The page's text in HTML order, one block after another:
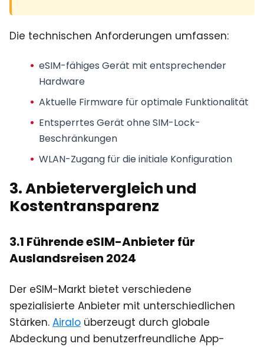
Die technischen Anforderungen umfassen:
eSIM-fähiges Gerät mit entsprechender
Hardware
Aktuelle Firmware für optimale Funktionalität
Entsperrtes Gerät ohne SIM-Lock-
Beschränkungen
WLAN-Zugang für die initiale Konfiguration
3. Anbietervergleich und
Kostentransparenz
3.1 Führende eSIM-Anbieter für
Auslandsreisen 2024
Der eSIM-Markt bietet verschiedene
spezialisierte Anbieter mit unterschiedlichen
Stärken. Airalo überzeugt durch globale
Abdeckung und benutzerfreundliche App-